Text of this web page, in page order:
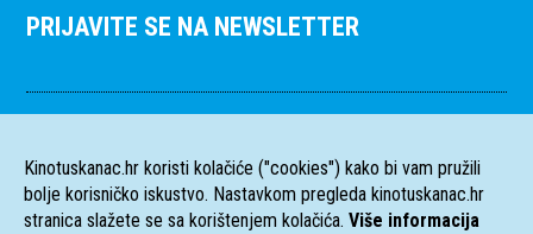
PRIJAVITE SE NA NEWSLETTER
Kinotuskanac.hr koristi kolačiće ("cookies") kako bi vam pružili
bolje korisničko iskustvo. Nastavkom pregleda kinotuskanac.hr
stranica slažete se sa korištenjem kolačića. Više informacija